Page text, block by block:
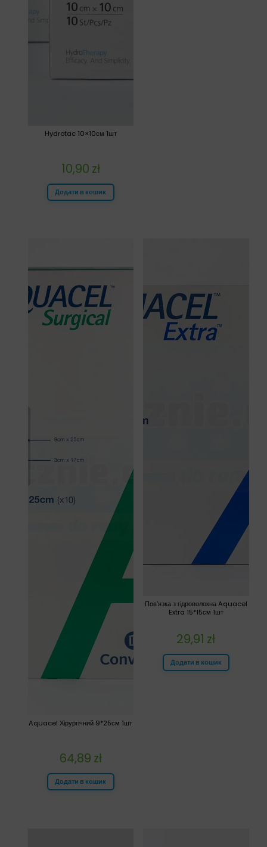
Hydrotac 10×10см 1шт
10,90 zł
Додати в кошик
Пов’язка з гідроволокна Aquacel
Extra 15*15см 1шт
29,91 zł
Додати в кошик
Aquacel Хірургічний 9*25см 1шт
64,89 zł
Додати в кошик